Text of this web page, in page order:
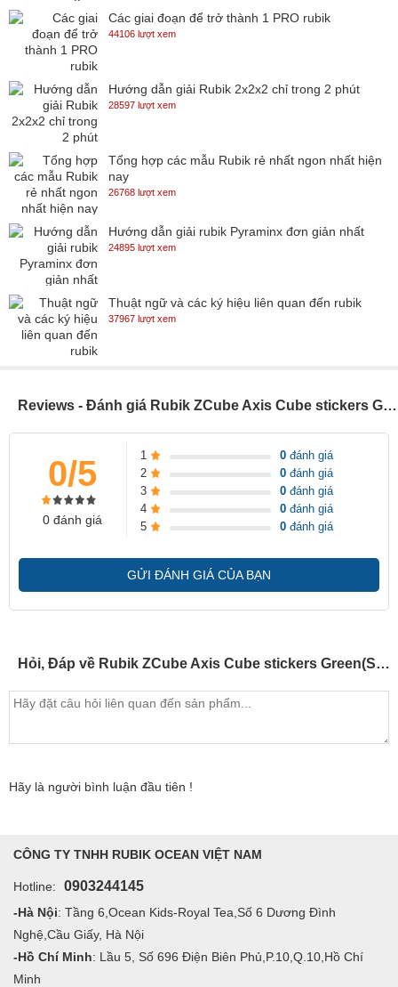
Các giai đoạn để trở thành 1 PRO rubik
44106 lượt xem
Hướng dẫn giải Rubik 2x2x2 chỉ trong 2 phút
28597 lượt xem
Tổng hợp các mẫu Rubik rẻ nhất ngon nhất hiện
nay
26768 lượt xem
Hướng dẫn giải rubik Pyraminx đơn giản nhất
24895 lượt xem
Thuật ngữ và các ký hiệu liên quan đến rubik
37967 lượt xem
Reviews - Đánh giá Rubik ZCube Axis Cube stickers Green(SP000374)
0/5
0 đánh giá
1 0 đánh giá
2
0 đánh giá
3
0 đánh giá
4
0 đánh giá
5
0 đánh giá
GỬI ĐÁNH GIÁ CỦA BẠN
Hỏi, Đáp về Rubik ZCube Axis Cube stickers Green(SP000374)
Hãy là người bình luận đầu tiên !
CÔNG TY TNHH RUBIK OCEAN VIỆT NAM
Hotline: 0903244145
-Hà Nội: Tầng 6,Ocean Kids-Royal Tea,Số 6 Dương Đình
Nghệ,Cầu Giấy, Hà Nội
-Hồ Chí Minh: Lầu 5, Số 696 Điện Biên Phủ,P.10,Q.10,Hồ Chí
Minh